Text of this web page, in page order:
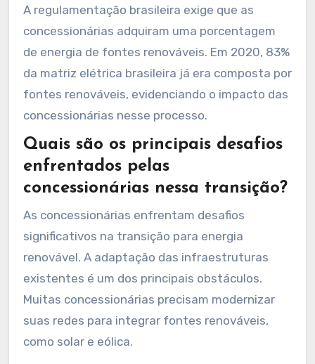
A regulamentação brasileira exige que as
concessionárias adquiram uma porcentagem
de energia de fontes renováveis. Em 2020, 83%
da matriz elétrica brasileira já era composta por
fontes renováveis, evidenciando o impacto das
concessionárias nesse processo.
Quais são os principais desafios
enfrentados pelas
concessionárias nessa transição?
As concessionárias enfrentam desafios
significativos na transição para energia
renovável. A adaptação das infraestruturas
existentes é um dos principais obstáculos.
Muitas concessionárias precisam modernizar
suas redes para integrar fontes renováveis,
como solar e eólica.